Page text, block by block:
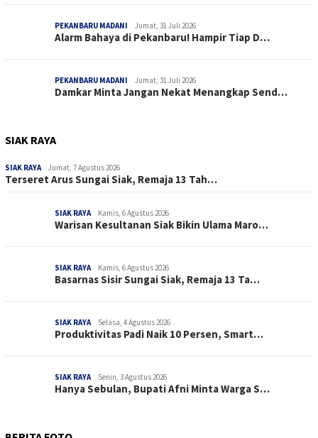
PEKANBARU MADANI Jumat, 31 Juli 2026
Alarm Bahaya di Pekanbaru! Hampir Tiap D…
PEKANBARU MADANI Jumat, 31 Juli 2026
Damkar Minta Jangan Nekat Menangkap Send…
SIAK RAYA
SIAK RAYA Jumat, 7 Agustus 2026
Terseret Arus Sungai Siak, Remaja 13 Tah…
SIAK RAYA Kamis, 6 Agustus 2026
Warisan Kesultanan Siak Bikin Ulama Maro…
SIAK RAYA Kamis, 6 Agustus 2026
Basarnas Sisir Sungai Siak, Remaja 13 Ta…
SIAK RAYA Selasa, 4 Agustus 2026
Produktivitas Padi Naik 10 Persen, Smart…
SIAK RAYA Senin, 3 Agustus 2026
Hanya Sebulan, Bupati Afni Minta Warga S…